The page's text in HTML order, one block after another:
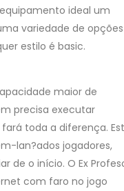
ideal um
variedade de opções
estilo é basic.
maior de
precisa executar
toda a diferença.
lan?ados jogadores,
de o início. O Ex
com faro no jogo